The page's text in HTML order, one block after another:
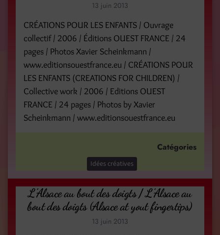
13 juin 2013
CRÉATIONS POUR LES ENFANTS / Ouvrage
collectif / 2006 / Éditions OUEST FRANCE / 24
pages / Photos Xavier Scheinkmann /
www.editionsouestfrance.eu / CRÉATIONS POUR
LES ENFANTS (CREATIONS FOR CHILDREN) /
Collective work / 2006 / Editions OUEST
FRANCE / 24 pages / Photos by Xavier
Scheinkmann / www.editionsouestfrance.eu
Catégories
Idées créatives
L’Alsace au bout des doigts / L’Alsace au
bout des doigts (Alsace at yout fingertips)
13 juin 2013